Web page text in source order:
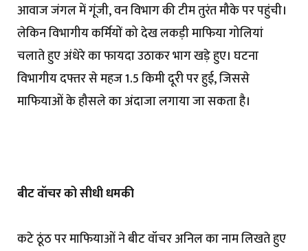
आवाज जंगल में गूंजी, वन विभाग की टीम तुरंत मौके पर पहुंची।
लेकिन विभागीय कर्मियों को देख लकड़ी माफिया गोलियां
चलाते हुए अंधेरे का फायदा उठाकर भाग खड़े हुए। घटना
विभागीय दफ्तर से महज 1.5 किमी दूरी पर हुई, जिससे
माफियाओं के हौसले का अंदाजा लगाया जा सकता है।
बीट वॉचर को सीधी धमकी
कटे ठूंठ पर माफियाओं ने बीट वॉचर अनिल का नाम लिखते हुए